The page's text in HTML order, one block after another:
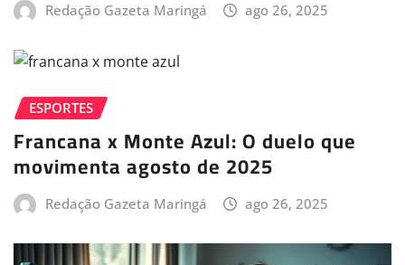
Redação Gazeta Maringá ago 26, 2025
ESPORTES
Francana x Monte Azul: O duelo que
movimenta agosto de 2025
Redação Gazeta Maringá ago 26, 2025